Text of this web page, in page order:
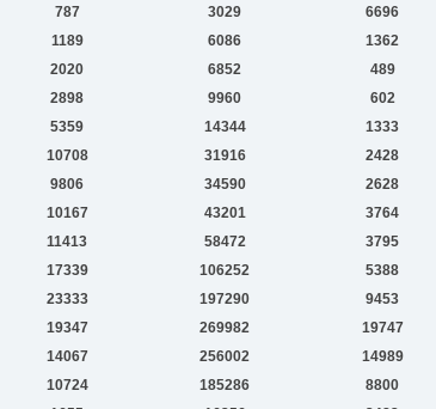
787 3029 6696
1189 6086 1362
2020 6852 489
2898 9960 602
5359 14344 1333
10708 31916 2428
9806 34590 2628
10167 43201 3764
11413 58472 3795
17339 106252 5388
23333 197290 9453
19347 269982 19747
14067 256002 14989
10724 185286 8800